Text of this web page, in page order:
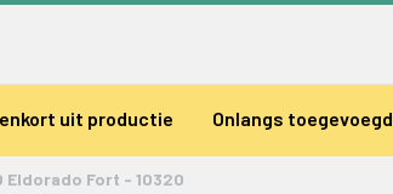
uit productie Onlangs toegevoegd
Eldorado Fort - 10320